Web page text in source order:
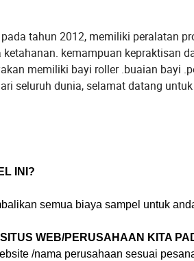
tahun 2012, memiliki peralatan
kemampuan kepraktisan
memiliki bayi roller .buaian bayi
seluruh dunia, selamat datang
INI?
semua biaya sampel untuk
WEB/PERUSAHAAN KITA
/nama perusahaan sesuai